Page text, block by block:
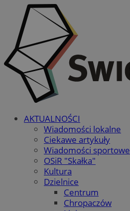
AKTUALNOŚCI
Wiadomości lokalne
Ciekawe artykuły
Wiadomości sportowe
OSiR "Skałka"
Kultura
Dzielnice
Centrum
Chropaczów